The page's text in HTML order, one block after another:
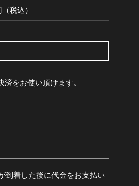
税込）
をお使い頂けます。
到着した後に代金をお支払い